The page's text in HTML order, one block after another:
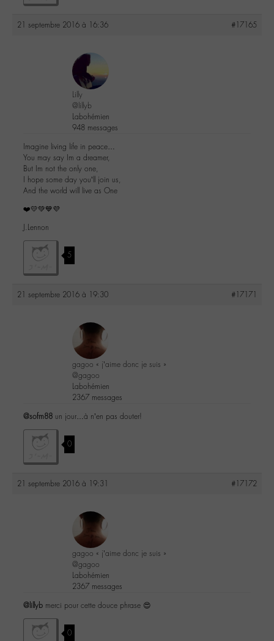
21 septembre 2016 à 16:36 #17165
Lilly
@lillyb
Labohémien
948 messages
Imagine living life in peace…
You may say Im a dreamer,
But Im not the only one,
I hope some day you’ll join us,
And the world will live as One
❤️💛💚💙💜
J.Lennon
5
21 septembre 2016 à 19:30 #17171
gagoo « j’aime donc je suis »
@gagoo
Labohémien
2367 messages
@sofm88 un jour…à n’en pas douter!
0
21 septembre 2016 à 19:31 #17172
gagoo « j’aime donc je suis »
@gagoo
Labohémien
2367 messages
@lillyb merci pour cette douce phrase 😍
0